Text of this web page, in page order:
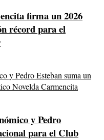
firma un 2026
récord para el
y Pedro
para el Club